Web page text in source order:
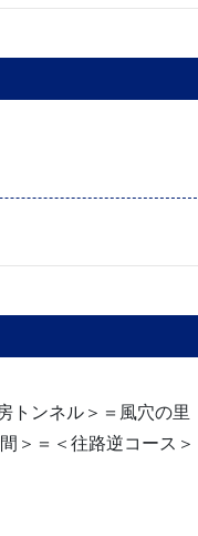
トンネル＞＝風穴の里
＞＝＜往路逆コース＞